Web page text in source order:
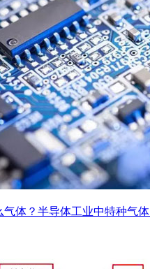
气体？半导体工业中特种气体